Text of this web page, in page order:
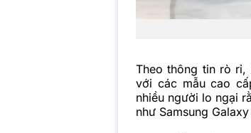
Theo thông tin rò rỉ,
với các mẫu cao
nhiều người lo ngại
như Samsung